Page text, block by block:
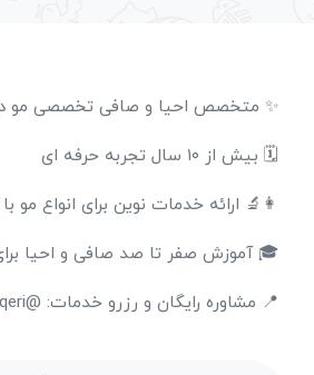
✨ متخصص احیا و صافی تخصصی مو
🗓️ بیش از ۱۰ سال تجربه حرفه ای
👩‍🔬 ارائه خدمات نوین برای انواع مو
🎓 آموزش صفر تا صد صافی و احیا
📍 مشاوره رایگان و رزرو خدمات: @atenabaqeri